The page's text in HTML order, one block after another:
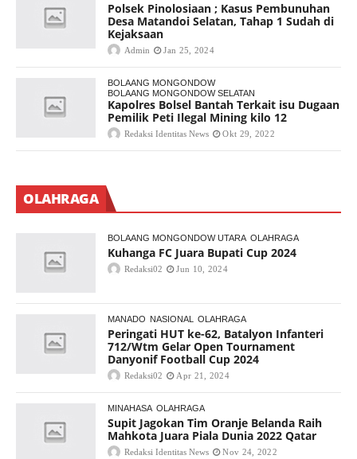
Polsek Pinolosiaan ; Kasus Pembunuhan
Desa Matandoi Selatan, Tahap 1 Sudah di
Kejaksaan
Admin Jan 25, 2024
BOLAANG MONGONDOW
BOLAANG MONGONDOW SELATAN
Kapolres Bolsel Bantah Terkait isu Dugaan
Pemilik Peti Ilegal Mining kilo 12
Redaksi Identitas News Okt 29, 2022
OLAHRAGA
BOLAANG MONGONDOW UTARA OLAHRAGA
Kuhanga FC Juara Bupati Cup 2024
Redaksi02 Jun 10, 2024
MANADO NASIONAL OLAHRAGA
Peringati HUT ke-62, Batalyon Infanteri
712/Wtm Gelar Open Tournament
Danyonif Football Cup 2024
Redaksi02 Apr 21, 2024
MINAHASA OLAHRAGA
Supit Jagokan Tim Oranje Belanda Raih
Mahkota Juara Piala Dunia 2022 Qatar
Redaksi Identitas News Nov 24, 2022